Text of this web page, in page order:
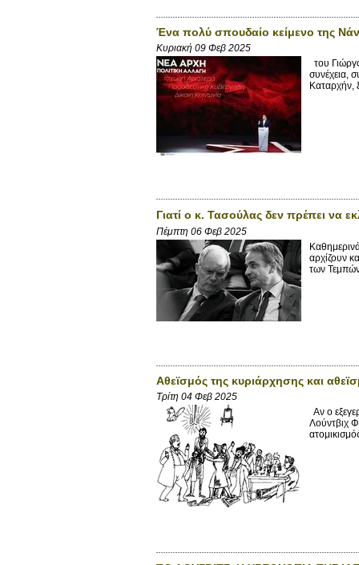
Ένα πολύ σπουδαίο κείμενο της
Κυριακή 09 Φεβ 2025
του
συνέχεια,
Καταρχήν,
Γιατί ο κ. Τασούλας δεν πρέπει να
Πέμπτη 06 Φεβ 2025
αρχίζουν
των
Αθεϊσμός της κυριάρχησης και
Τρίτη 04 Φεβ 2025
Αν ο
Λούντβιχ